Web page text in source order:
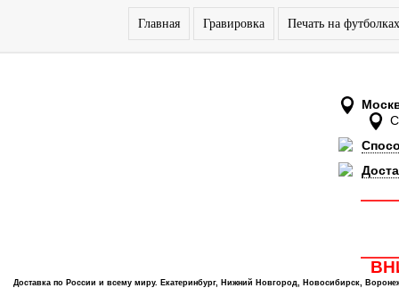
Главная Гравировка Печать на футболках
Доставка по России и всему миру. Екатеринбург, Нижний Новгород, Новосибирск,